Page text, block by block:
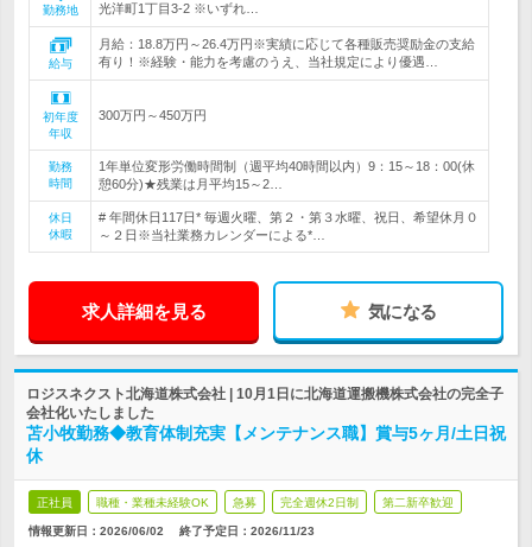
勤務地
光洋町1丁目3‐2 ※いずれ…
給与
月給：18.8万円～26.4万円※実績に応じて各種販売奨励金の支給
有り！※経験・能力を考慮のうえ、当社規定により優遇…
初年度
年収
300万円～450万円
勤務
時間
1年単位変形労働時間制（週平均40時間以内）9：15～18：00(休
憩60分)★残業は月平均15～2…
休日
休暇
# 年間休日117日* 毎週火曜、第２・第３水曜、祝日、希望休月０
～２日※当社業務カレンダーによる*…
求人詳細を見る 気になる
ロジスネクスト北海道株式会社 | 10月1日に北海道運搬機株式会社の完全子
会社化いたしました
苫小牧勤務◆教育体制充実【メンテナンス職】賞与5ヶ月/土日祝
休
正社員 職種・業種未経験OK 急募 完全週休2日制 第二新卒歓迎
情報更新日：2026/06/02 終了予定日： 2026/11/23